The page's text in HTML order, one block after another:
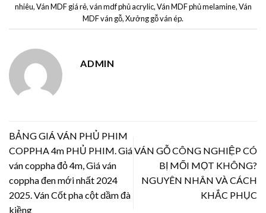
nhiêu,Ván MDF giá rẻ,ván mdf phủ acrylic,Ván MDF phủ melamine,Ván
MDF ván gỗ,Xưởng gỗ ván ép.
ADMIN
BẢNG GIÁ VÁN PHỦ PHIM
COPPHA 4m PHỦ PHIM. Giá
ván coppha đỏ 4m, Giá ván
coppha đen mới nhất 2024
2025. Ván Cốt pha cột dầm đà
kiềng
VÁN GỖ CÔNG NGHIỆP CÓ
BỊ MỐI MỌT KHÔNG?
NGUYÊN NHÂN VÀ CÁCH
KHẮC PHỤC